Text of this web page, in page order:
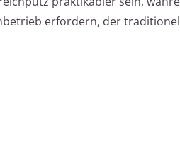
erfordern, der